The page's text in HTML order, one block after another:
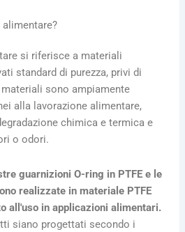
alimentare?
si riferisce a materiali
standard di purezza, privi di
sono ampiamente
alla lavorazione alimentare,
chimica e termica e
o odori.
guarnizioni O-ring in PTFE e le
realizzate in materiale PTFE
all'uso in applicazioni alimentari.
siano progettati secondo i